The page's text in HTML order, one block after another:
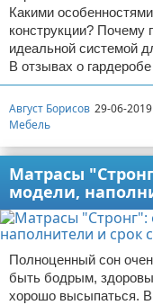
Какими
конструкции? Почему
идеальной системой
В отзывах о
Август Борисов 29-06-
Мебель
Матрасы
модели,
Полноценный сон
быть бодрым,
хорошо высыпаться. В